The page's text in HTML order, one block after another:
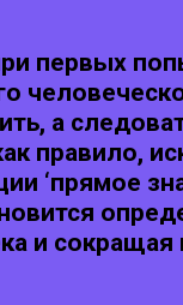
первых
а
правило,
‘прямое
и сокращая